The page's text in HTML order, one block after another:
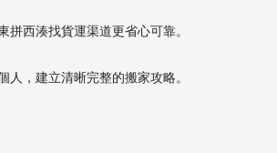
拼西湊找貨運渠道更省心可靠。
，建立清晰完整的搬家攻略。